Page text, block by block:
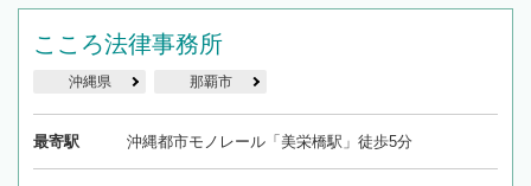
こころ法律事務所
沖縄県 那覇市
最寄駅 沖縄都市モノレール「美栄橋駅」徒歩5分